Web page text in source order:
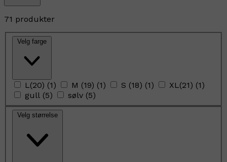
71 produkter
Velg farge
L(20) (1) M (19) (1) S (18) (1) XL(21) (1)
gull (5) sølv (5)
Velg størrelse